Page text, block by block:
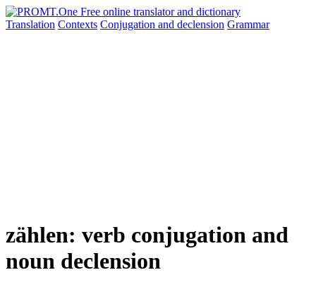
Translation Contexts Conjugation and declension Grammar
zählen: verb conjugation and
noun declension